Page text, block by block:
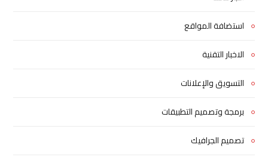
استضافة المواقع
الاخبار التقنية
التسويق والإعلانات
برمجة وتصميم التطبيقات
تصميم الجرافيك